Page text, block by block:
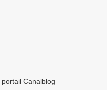
Canalblog